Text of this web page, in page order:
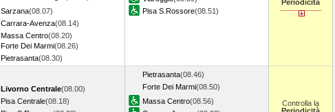
Sarzana(08.07)
Carrara-Avenza(08.14)
Massa Centro(08.20)
Forte Dei Marmi(08.26)
Pietrasanta(08.30)
Pisa S.Rossore(08.51)
Periodicità
Livorno Centrale(08.00)
Pisa Centrale(08.18)
Pietrasanta(08.46)
Forte Dei Marmi(08.50)
Massa Centro(08.56)
Controlla la